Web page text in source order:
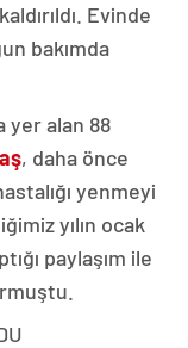
Evinde
bakımda
yer alan 88
, daha önce
yenmeyi
yılın ocak
paylaşım ile